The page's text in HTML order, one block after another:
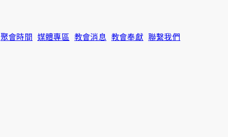
聚會時間 媒體專區 教會消息 教會奉獻 聯繫我們